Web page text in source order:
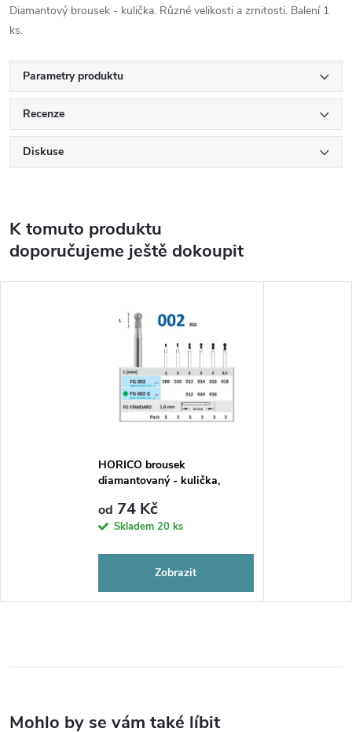
Diamantový brousek - kulička. Různé velikosti a zrnitosti. Balení 1
ks.
Parametry produktu
Recenze
Diskuse
K tomuto produktu
doporučujeme ještě dokoupit
HORICO brousek
diamantovaný - kulička,
od 74 Kč
Skladem 20 ks
Zobrazit